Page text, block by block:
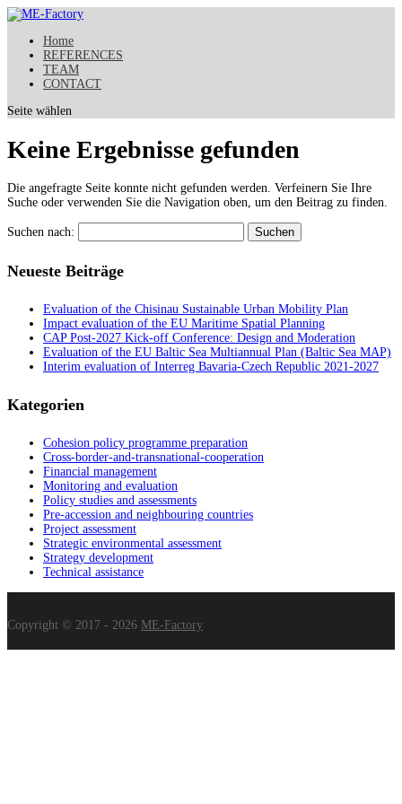
Home
REFERENCES
TEAM
CONTACT
Seite wählen
Keine Ergebnisse gefunden
Die angefragte Seite konnte nicht gefunden werden. Verfeinern Sie Ihre
Suche oder verwenden Sie die Navigation oben, um den Beitrag zu finden.
Suchen nach:
Neueste Beiträge
Evaluation of the Chisinau Sustainable Urban Mobility Plan
Impact evaluation of the EU Maritime Spatial Planning
CAP Post-2027 Kick-off Conference: Design and Moderation
Evaluation of the EU Baltic Sea Multiannual Plan (Baltic Sea MAP)
Interim evaluation of Interreg Bavaria-Czech Republic 2021-2027
Kategorien
Cohesion policy programme preparation
Cross-border-and-transnational-cooperation
Financial management
Monitoring and evaluation
Policy studies and assessments
Pre-accession and neighbouring countries
Project assessment
Strategic environmental assessment
Strategy development
Technical assistance
Copyright © 2017 - 2026 ME-Factory